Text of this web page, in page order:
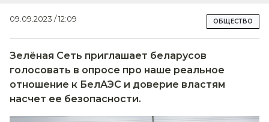
09.09.2023 / 12:09 ОБЩЕСТВО
Зелёная Сеть приглашает беларусов
голосовать в опросе про наше реальное
отношение к БелАЭС и доверие властям
насчет ее безопасности.